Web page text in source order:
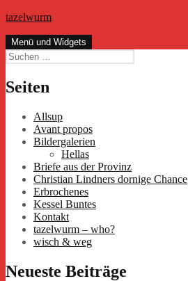
Zum
springen
tazelwurm
Menü und Widgets
Suchen
nach:
Seiten
Allsup
Avant propos
Bildergalerien
Hellas
Briefe aus der Provinz
Christian Lindners dornige Chance
Erbrochenes
Kessel Buntes
Kontakt
tazelwurm – who?
wisch & weg
Neueste Beiträge